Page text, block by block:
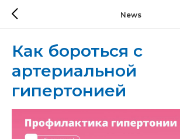
News
Как бороться с
артериальной
гипертонией